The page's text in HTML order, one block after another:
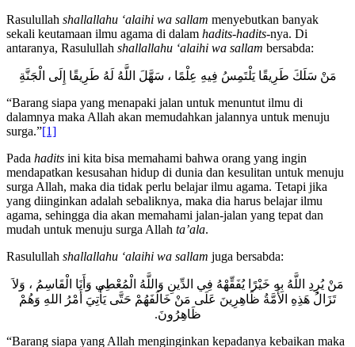
Rasulullahshallallahu ‘alaihi wa sallammenyebutkan banyak
sekali keutamaan ilmu agama di dalamhadits-hadits-nya. Di
shallallahu ‘alaihi wa sallam
“Barang siapa yang menapaki jalan untuk menuntut ilmu di
dalamnya maka Allah akan memudahkan jalannya untuk menuju
Padahaditsini kita bisa memahami bahwa orang yang ingin
mendapatkan kesusahan hidup di dunia dan kesulitan untuk menuju
surga Allah, maka dia tidak perlu belajar ilmu agama. Tetapi jika
yang diinginkan adalah sebaliknya, maka dia harus belajar ilmu
agama, sehingga dia akan memahami jalan-jalan yang tepat dan
shallallahu ‘alaihi wa sallam
مَنْ يُرِدِ اللَّهُ بِهِ خَيْرًا يُفَقِّهْهُ فِي الدِّينِ وَاللَّهُ الْمُعْطِي وَأَنَا الْقَاسِمُ ، وَلاَ
تَزَالُ هَذِهِ الأُمَّةُ ظَاهِرِينَ عَلَى مَنْ خَالَفَهُمْ حَتَّى يَأْتِيَ أَمْرُ اللهِ وَهُمْ